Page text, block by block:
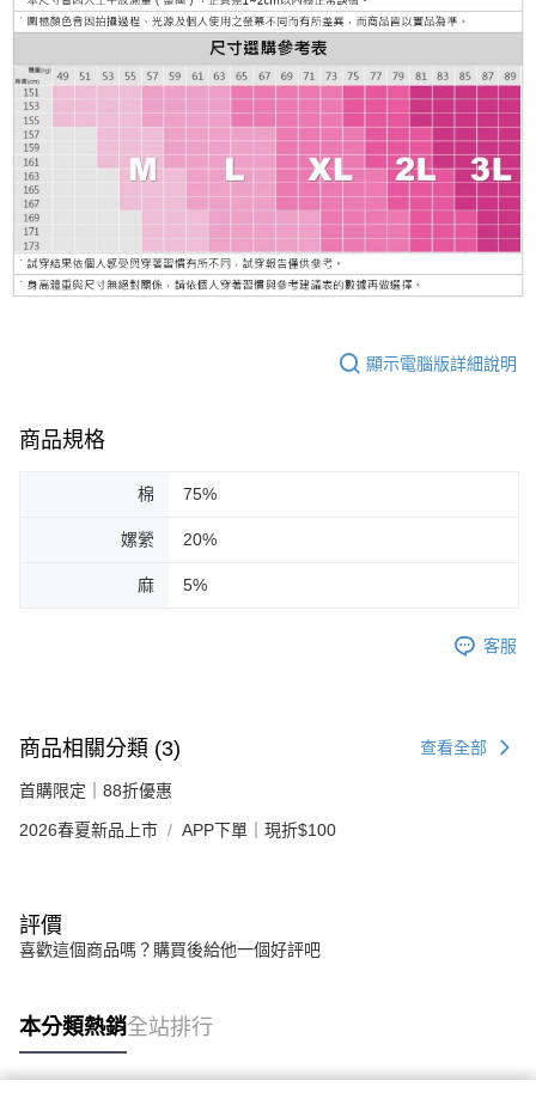
顯示電腦版詳細說明
商品規格
棉 75%
嫘縈 20%
麻 5%
客服
商品相關分類 (3) 查看全部
首購限定｜88折優惠
2026春夏新品上市 APP下單｜現折$100
評價
喜歡這個商品嗎？購買後給他一個好評吧
本分類熱銷全站排行